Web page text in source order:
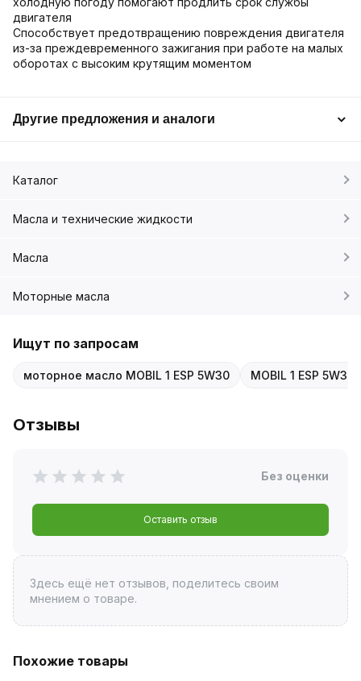
двигателя
Способствует предотвращению повреждения двигателя
из-за преждевременного зажигания при работе на малых
оборотах с высоким крутящим моментом
Другие предложения и аналоги
Каталог
Масла и технические жидкости
Масла
Моторные масла
Ищут по запросам
моторное масло MOBIL 1 ESP 5W30 MOBIL 1 ESP 5W30
Отзывы
Без оценки
Оставить отзыв
Здесь ещё нет отзывов, поделитесь своим
мнением о товаре.
Похожие товары